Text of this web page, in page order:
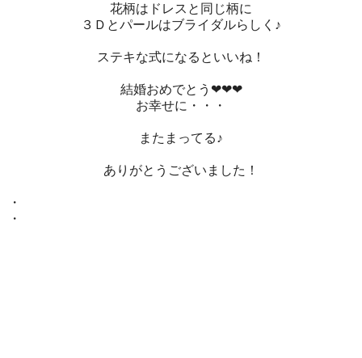
花柄はドレスと同じ柄に
３Ｄとパールはブライダルらしく♪
ステキな式になるといいね！
結婚おめでとう❤❤❤
お幸せに・・・
またまってる♪
ありがとうございました！
・
・